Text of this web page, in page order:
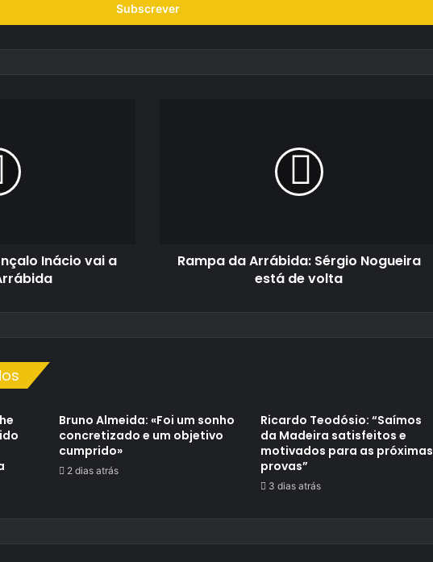
Inácio vai a
Rampa da Arrábida: Sérgio Nogueira
está de volta
Bruno Almeida: «Foi um sonho
concretizado e um objetivo
cumprido»
2 dias atrás
Ricardo Teodósio: “Saímos
da Madeira satisfeitos e
motivados para as próximas
provas”
3 dias atrás